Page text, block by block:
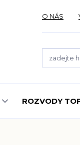
O NÁS
ROZVODY